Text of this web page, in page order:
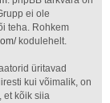
ei ole
teha. Rohkem
kodulehelt.
üritavad
kui võimalik, on
et kõik siia